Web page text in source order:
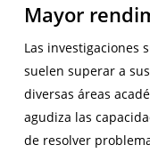
Mayor
Las investigaciones
suelen superar a
diversas áreas
agudiza las
de resolver